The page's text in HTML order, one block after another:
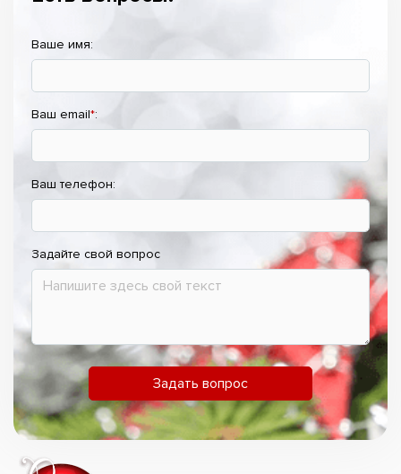
Ваше имя:
Ваш email*:
Ваш телефон:
Задайте свой вопрос
Задать вопрос